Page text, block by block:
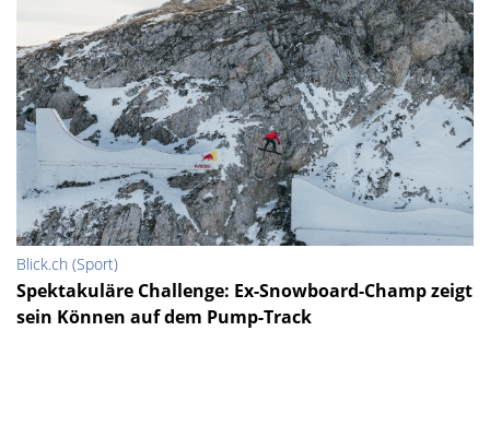
Blick.ch (Sport)
Spektakuläre Challenge: Ex-Snowboard-Champ zeigt
sein Können auf dem Pump-Track